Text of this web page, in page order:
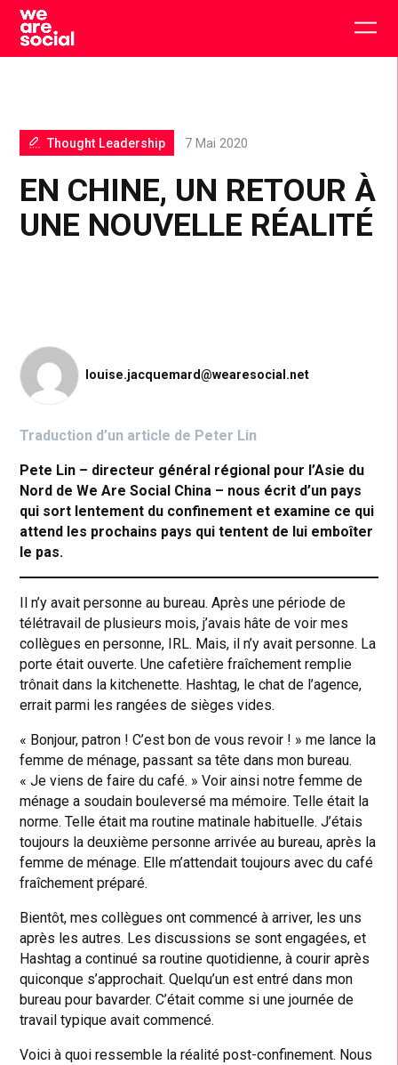
Skip
content
EN CHINE, UN RETOUR À
UNE NOUVELLE RÉALITÉ
Thought Leadership 7 Mai 2020
louise.jacquemard@wearesocial.net
Traduction d’un article de Peter Lin
Pete Lin – directeur général régional pour l’Asie du
Nord de We Are Social China – nous écrit d’un pays
qui sort lentement du confinement et examine ce qui
attend les prochains pays qui tentent de lui emboîter
le pas.
Il n’y avait personne au bureau. Après une période de
télétravail de plusieurs mois, j’avais hâte de voir mes
collègues en personne, IRL. Mais, il n’y avait personne. La
porte était ouverte. Une cafetière fraîchement remplie
trônait dans la kitchenette. Hashtag, le chat de l’agence,
errait parmi les rangées de sièges vides.
« Bonjour, patron ! C’est bon de vous revoir ! » me lance la
femme de ménage, passant sa tête dans mon bureau.
« Je viens de faire du café. » Voir ainsi notre femme de
ménage a soudain bouleversé ma mémoire. Telle était la
norme. Telle était ma routine matinale habituelle. J’étais
toujours la deuxième personne arrivée au bureau, après la
femme de ménage. Elle m’attendait toujours avec du café
fraîchement préparé.
Bientôt, mes collègues ont commencé à arriver, les uns
après les autres. Les discussions se sont engagées, et
Hashtag a continué sa routine quotidienne, à courir après
quiconque s’approchait. Quelqu’un est entré dans mon
bureau pour bavarder. C’était comme si une journée de
travail typique avait commencé.
Voici à quoi ressemble la réalité post-confinement. Nous